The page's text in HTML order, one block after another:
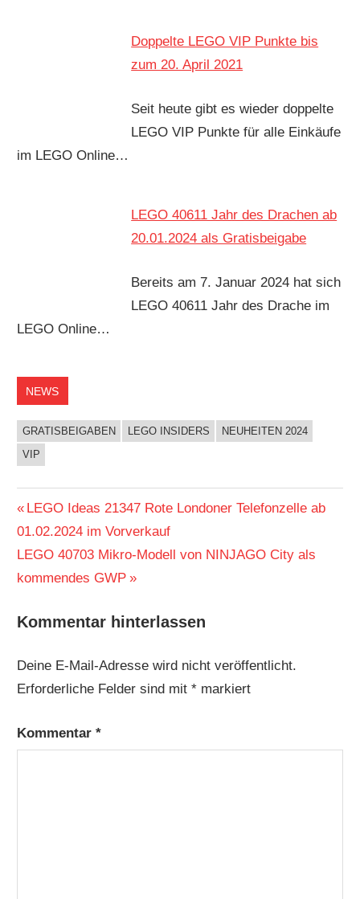
Doppelte LEGO VIP Punkte bis
zum 20. April 2021
Seit heute gibt es wieder doppelte
LEGO VIP Punkte für alle Einkäufe
im LEGO Online…
LEGO 40611 Jahr des Drachen ab
20.01.2024 als Gratisbeigabe
Bereits am 7. Januar 2024 hat sich
LEGO 40611 Jahr des Drache im
LEGO Online…
NEWS
GRATISBEIGABEN LEGO INSIDERS
NEUHEITEN 2024
VIP
Beitragsnavigation
Vorheriger
Beitrag:
LEGO Ideas 21347 Rote Londoner Telefonzelle ab
01.02.2024 im Vorverkauf
Nächster
Beitrag:
LEGO 40703 Mikro-Modell von NINJAGO City als
kommendes GWP
Kommentar hinterlassen
Deine E-Mail-Adresse wird nicht veröffentlicht.
Erforderliche Felder sind mit* markiert
Kommentar*